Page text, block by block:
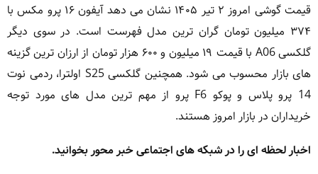
قیمت گوشی امروز ۲ تیر ۱۴۰۵ نشان می دهد آیفون ۱۶ پرو مکس با
۳۷۴ میلیون تومان گران ترین مدل فهرست است. در سوی دیگر
گلکسی A06 با قیمت ۱۹ میلیون و ۶۰۰ هزار تومان از ارزان ترین گزینه
های بازار محسوب می شود. همچنین گلکسی S25 اولترا، ردمی نوت
14 پرو پلاس و پوکو F6 پرو از مهم ترین مدل های مورد توجه
خریداران در بازار امروز هستند.
اخبار لحظه ای را در شبکه های اجتماعی خبر محور بخوانید.